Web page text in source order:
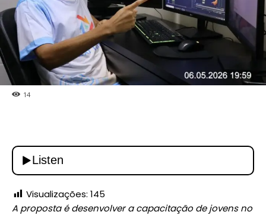
14
Visualizações: 145
A proposta é desenvolver a capacitação de jovens no